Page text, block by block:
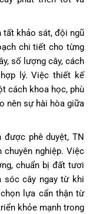
tất khảo sát, đội ngũ
chi tiết cho từng
số lượng cây, cách
lý. Việc thiết kế
cách khoa học, phù
nên sự hài hòa giữa
phê duyệt, TN
nghiệp. Việc
chuẩn bị đất tươi
sóc cây ngay từ khi
lựa cẩn thận từ
khỏe mạnh trong